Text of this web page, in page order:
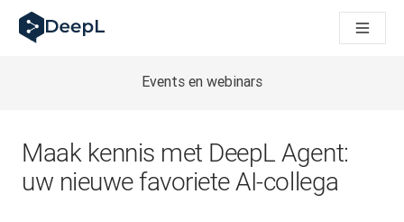
DeepL voor AI-agenten
DeepL Translation Flow: Nieuwe, door AI aangestuurde
How we brought Swiss German to DeepL
Hoe wij de kwaliteitsbeoordeling voor DeepL ontwikkelen
Van hoogwaardige tekstvertalingen tot een realtime
Building an instantly accessible voice demo with DeepL
Events en webinars
Maak kennis met DeepL Agent:
uw nieuwe favoriete AI-collega